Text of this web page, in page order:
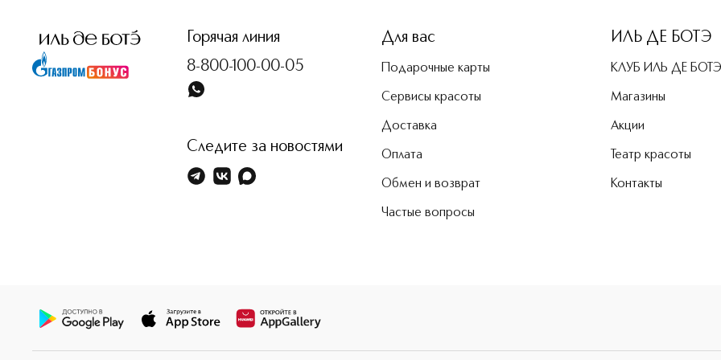
Горячая линия
8-800-100-00-05
Следите за новостями
Для вас
Подарочные карты
Сервисы красоты
Доставка
Оплата
Обмен и возврат
Частые вопросы
ИЛЬ ДЕ БОТЭ
КЛУБ ИЛЬ ДЕ БОТЭ
Магазины
Акции
Театр красоты
Контакты